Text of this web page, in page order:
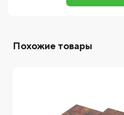
Похожие товары